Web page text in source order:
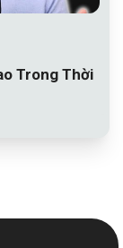
Trong Thời